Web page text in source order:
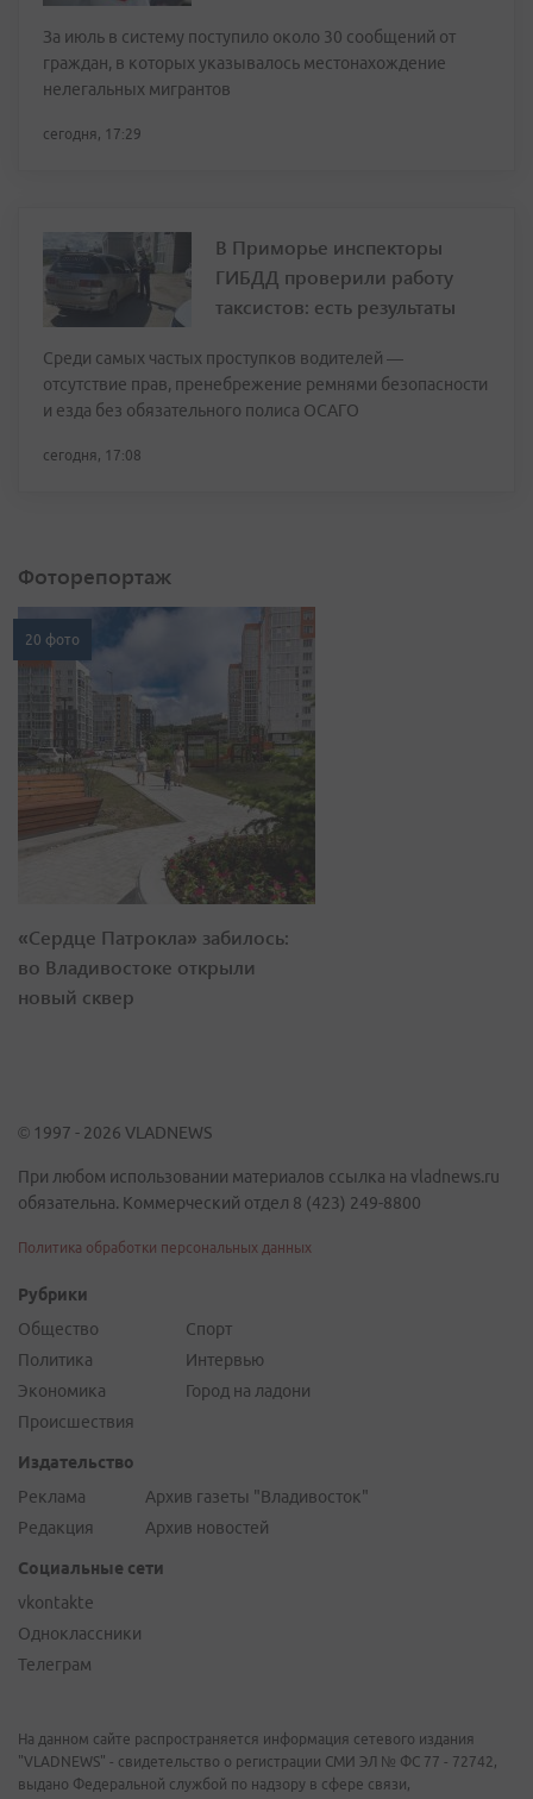
За июль в систему поступило около 30 сообщений от
граждан, в которых указывалось местонахождение
нелегальных мигрантов
сегодня, 17:29
В Приморье инспекторы
ГИБДД проверили работу
таксистов: есть результаты
Среди самых частых проступков водителей —
отсутствие прав, пренебрежение ремнями безопасности
и езда без обязательного полиса ОСАГО
сегодня, 17:08
Фоторепортаж
20 фото
«Сердце Патрокла» забилось:
во Владивостоке открыли
новый сквер
© 1997 - 2026 VLADNEWS
При любом использовании материалов ссылка на vladnews.ru
обязательна. Коммерческий отдел 8 (423) 249-8800
Политика обработки персональных данных
Рубрики
Общество
Политика
Экономика
Происшествия
Спорт
Интервью
Город на ладони
Издательство
Реклама
Редакция
Архив газеты "Владивосток"
Архив новостей
Социальные сети
vkontakte
Одноклассники
Телеграм
На данном сайте распространяется информация сетевого издания
"VLADNEWS" - свидетельство о регистрации СМИ ЭЛ № ФС 77 - 72742,
выдано Федеральной службой по надзору в сфере связи,